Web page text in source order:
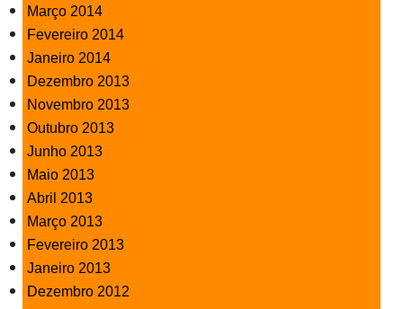
Março 2014
Fevereiro 2014
Janeiro 2014
Dezembro 2013
Novembro 2013
Outubro 2013
Junho 2013
Maio 2013
Abril 2013
Março 2013
Fevereiro 2013
Janeiro 2013
Dezembro 2012